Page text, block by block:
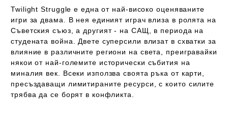
Twilight Struggle е една от най-високо оценяваните
игри за двама. В нея единият играч влиза в ролята на
Съветския съюз, а другият - на САЩ, в периода на
студената война. Двете суперсили влизат в схватки за
влияние в различните региони на света, преигравайки
някои от най-големите исторически събития на
миналия век. Всеки използва своята ръка от карти,
пресъздаващи лимитираните ресурси, с които силите
трябва да се борят в конфликта.